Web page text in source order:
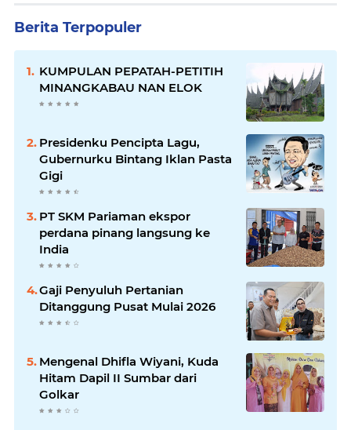
Berita Terpopuler
KUMPULAN PEPATAH-PETITIH
MINANGKABAU NAN ELOK
Presidenku Pencipta Lagu,
Gubernurku Bintang Iklan Pasta
Gigi
PT SKM Pariaman ekspor
perdana pinang langsung ke
India
Gaji Penyuluh Pertanian
Ditanggung Pusat Mulai 2026
Mengenal Dhifla Wiyani, Kuda
Hitam Dapil II Sumbar dari
Golkar